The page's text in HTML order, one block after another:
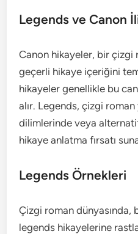
Legends ve Canon
Canon hikayeler, bir çizgi
geçerli hikaye içeriğini
hikayeler genellikle bu
alır. Legends, çizgi roman
dilimlerinde veya
hikaye anlatma fırsatı
Legends Örnekleri
Çizgi roman
legends hikayelerine